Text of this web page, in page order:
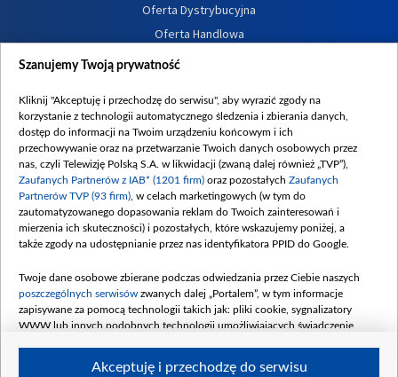
Oferta Dystrybucyjna
Oferta Handlowa
Dostępność
Procedura zgłoszeń wewnętrznych
Szanujemy Twoją prywatność
Kliknij "Akceptuję i przechodzę do serwisu", aby wyrazić zgody na
korzystanie z technologii automatycznego śledzenia i zbierania danych,
dostęp do informacji na Twoim urządzeniu końcowym i ich
przechowywanie oraz na przetwarzanie Twoich danych osobowych przez
nas, czyli Telewizję Polską S.A. w likwidacji (zwaną dalej również „TVP”),
Zaufanych Partnerów z IAB* (1201 firm) oraz pozostałych Zaufanych
Partnerów TVP (93 firm) , w celach marketingowych (w tym do
zautomatyzowanego dopasowania reklam do Twoich zainteresowań i
mierzenia ich skuteczności) i pozostałych, które wskazujemy poniżej, a
także zgody na udostępnianie przez nas identyfikatora PPID do Google.
Twoje dane osobowe zbierane podczas odwiedzania przez Ciebie naszych
poszczególnych serwisów zwanych dalej „Portalem”, w tym informacje
zapisywane za pomocą technologii takich jak: pliki cookie, sygnalizatory
WWW lub innych podobnych technologii umożliwiających świadczenie
Akceptuję i przechodzę do serwisu